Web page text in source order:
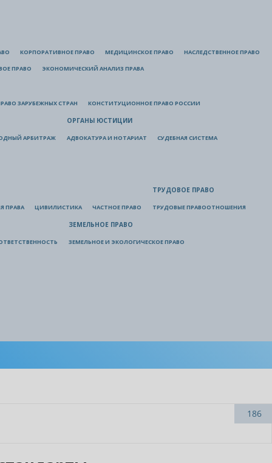
КОРПОРАТИВНОЕ ПРАВО МЕДИЦИНСКОЕ ПРАВО НАСЛЕДСТВЕННОЕ ПРАВО
ПРАВО ЭКОНОМИЧЕСКИЙ АНАЛИЗ ПРАВА
ЗАРУБЕЖНЫХ СТРАН КОНСТИТУЦИОННОЕ ПРАВО РОССИИ
АРБИТРАЖ
ОРГАНЫ ЮСТИЦИИ
АДВОКАТУРА И НОТАРИАТ СУДЕБНАЯ СИСТЕМА
ПРАВА ЦИВИЛИСТИКА ЧАСТНОЕ ПРАВО
ТРУДОВОЕ ПРАВО
ТРУДОВЫЕ ПРАВООТНОШЕНИЯ
ЗЕМЕЛЬНОЕ ПРАВО
ЗЕМЕЛЬНОЕ И ЭКОЛОГИЧЕСКОЕ ПРАВО
186